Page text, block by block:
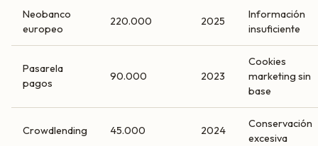
Neobanco
europeo
220.000 2025
Información
insuficiente
Pasarela
pagos
90.000 2023
Cookies
marketing sin
base
Crowdlending 45.000 2024
Conservación
excesiva